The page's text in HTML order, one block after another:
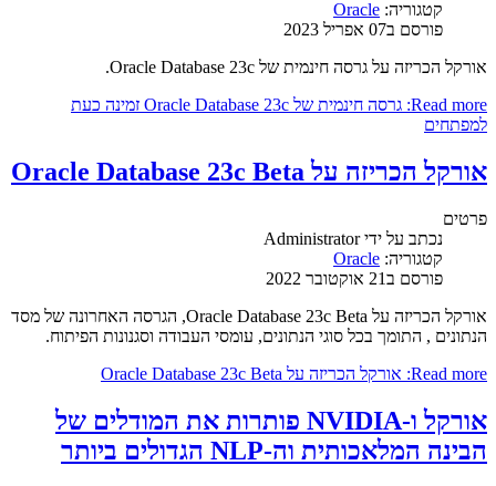
קטגוריה: Oracle
פורסם ב07 אפריל 2023
אורקל הכריזה על גרסה חינמית של Oracle Database 23c.
Read more: גרסה חינמית של Oracle Database 23c זמינה כעת
למפתחים
אורקל הכריזה על Oracle Database 23c Beta
פרטים
נכתב על ידיAdministrator
קטגוריה: Oracle
פורסם ב21 אוקטובר 2022
אורקל הכריזה על Oracle Database 23c Beta, הגרסה האחרונה של מסד
הנתונים , התומך בכל סוגי הנתונים, עומסי העבודה וסגנונות הפיתוח.
Read more: אורקל הכריזה על Oracle Database 23c Beta
אורקל ו-NVIDIA פותרות את המודלים של
הבינה המלאכותית וה-NLP הגדולים ביותר